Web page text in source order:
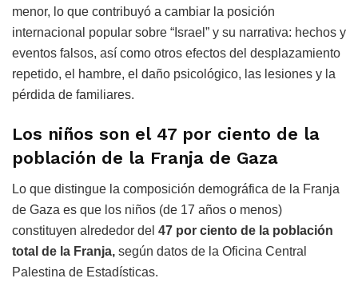
menor, lo que contribuyó a cambiar la posición
internacional popular sobre “Israel” y su narrativa: hechos y
eventos falsos, así como otros efectos del desplazamiento
repetido, el hambre, el daño psicológico, las lesiones y la
pérdida de familiares.
Los niños son el 47 por ciento de la
población de la Franja de Gaza
Lo que distingue la composición demográfica de la Franja
de Gaza es que los niños (de 17 años o menos)
constituyen alrededor del 47 por ciento de la población
total de la Franja, según datos de la Oficina Central
Palestina de Estadísticas.